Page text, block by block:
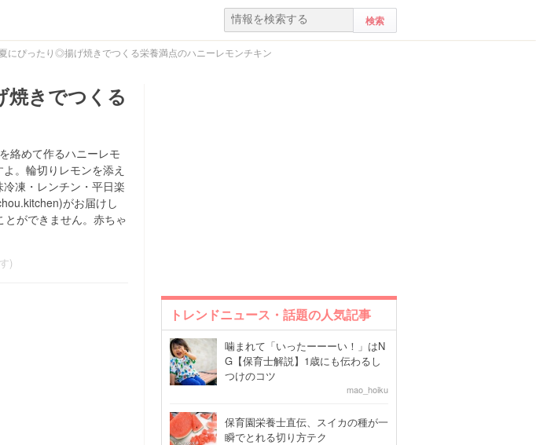
にぴったり◎揚げ焼きでつくる栄養満点のハニーレモンチキン
きでつくる
絡めて作るハニーレモ
。輪切りレモンを添え
凍・レンチン・平日楽
がお届けし
ができません。赤ちゃ
)
トレンドニュース・話題の人気記事
噛まれて「いったーーーい！」はN
G【保育士解説】1歳にも伝わるし
つけのコツ
mao_hoiku
保育園栄養士直伝、スイカの種が一
瞬でとれる切り方テク